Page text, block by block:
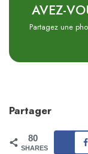
AVEZ-
Partagez une
Partager
80
SHARES